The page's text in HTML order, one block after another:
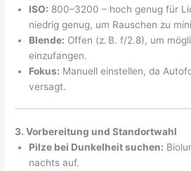
ISO: 800–3200 – hoch genug für
niedrig genug, um Rauschen zu
Blende: Offen (z. B. f/2.8), um
einzufangen.
Fokus: Manuell einstellen, da
versagt.
3. Vorbereitung und Standortwahl
Pilze bei Dunkelheit suchen:
nachts auf.